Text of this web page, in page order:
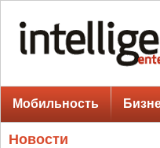
Мобильность
Новости